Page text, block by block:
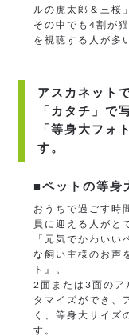
ルの虎太郎＆三桜
その中でも4割が
を視聴する人が多
アスカネット
「カタチ」で
「等身大フォ
す。
■ペットの等身
おうちで過ごす時
員に迎える人がと
「元気でかわいい
な飼い主様のお声
ト』。
2面または3面のア
タマイズができ、
く、等身大サイズ
す。